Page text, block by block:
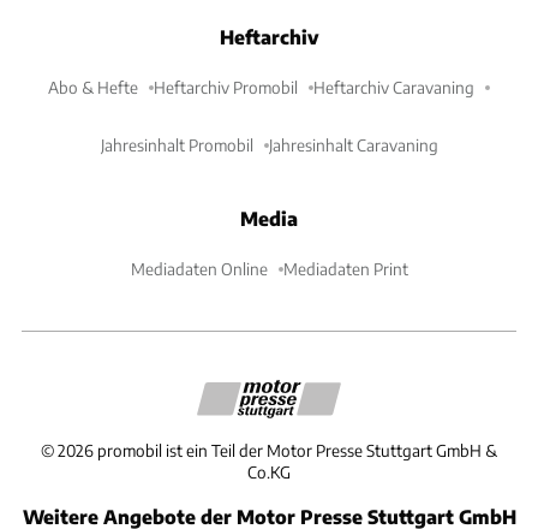
Heftarchiv
Abo & Hefte Heftarchiv Promobil Heftarchiv Caravaning
Jahresinhalt Promobil Jahresinhalt Caravaning
Media
Mediadaten Online Mediadaten Print
©2026 promobil ist ein Teil der Motor Presse Stuttgart GmbH &
Co.KG
Weitere Angebote der Motor Presse Stuttgart GmbH